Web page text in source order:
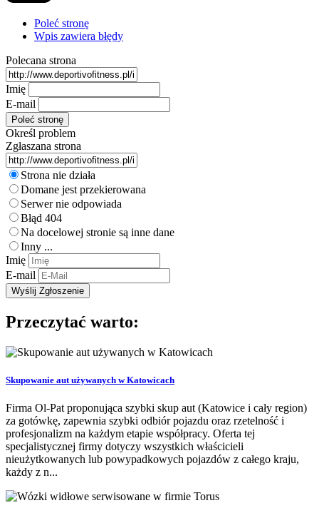
Poleć stronę
Wpis zawiera błędy
Polecana strona
Imię
E-mail
Określ problem
Zgłaszana strona
Strona nie działa
Domane jest przekierowana
Serwer nie odpowiada
Błąd 404
Na docelowej stronie są inne dane
Inny ...
Imię
E-mail
Przeczytać warto:
Skupowanie aut używanych w Katowicach
Firma Ol-Pat proponująca szybki skup aut (Katowice i cały region)
za gotówkę, zapewnia szybki odbiór pojazdu oraz rzetelność i
profesjonalizm na każdym etapie współpracy. Oferta tej
specjalistycznej firmy dotyczy wszystkich właścicieli
nieużytkowanych lub powypadkowych pojazdów z całego kraju,
każdy z n...